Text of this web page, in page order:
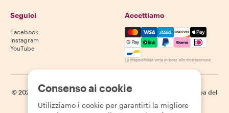
Seguici
Facebook
Instagram
YouTube
Accettiamo
Mastercard, Visa, Amex,
La disponibilità varia in base alla destinazione
© 2026 Withlocals.com | Informativa sulla privacy
Mappa del
Consenso ai cookie
Utilizziamo i cookie per garantirti la migliore